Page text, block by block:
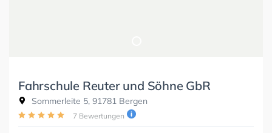
Fahrschule Reuter und Söhne GbR
Sommerleite 5, 91781 Bergen
7 Bewertungen